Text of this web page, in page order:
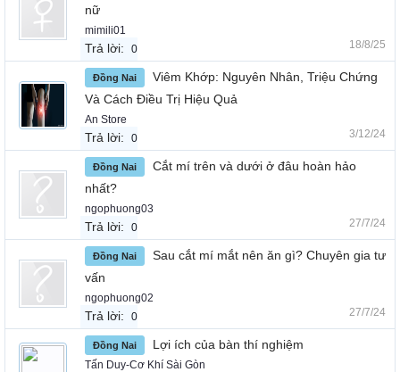
nữ
mimili01
Trả lời: 0 18/8/25
Đồng Nai
Viêm Khớp: Nguyên Nhân, Triệu Chứng
Và Cách Điều Trị Hiệu Quả
An Store
Trả lời: 0 3/12/24
Đồng Nai
Cắt mí trên và dưới ở đâu hoàn hảo
nhất?
ngophuong03
Trả lời: 0 27/7/24
Đồng Nai
Sau cắt mí mắt nên ăn gì? Chuyên gia tư
vấn
ngophuong02
Trả lời: 0 27/7/24
Đồng Nai Lợi ích của bàn thí nghiệm
Tấn Duy-Cơ Khí Sài Gòn